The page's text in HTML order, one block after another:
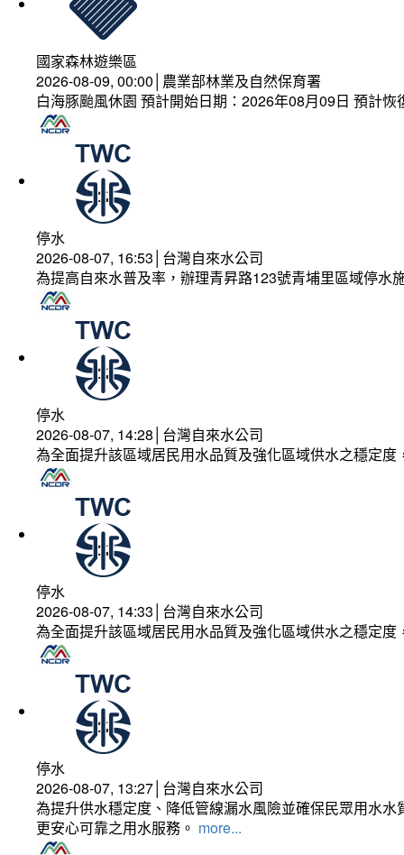
國家森林遊樂區
2026-08-09, 00:00│農業部林業及自然保育署
白海豚颱風休園 預計開始日期：2026年08月09日 預計
停水
2026-08-07, 16:53│台灣自來水公司
為提高自來水普及率，辦理青昇路123號青埔里區域停水
停水
2026-08-07, 14:28│台灣自來水公司
為全面提升該區域居民用水品質及強化區域供水之穩定
停水
2026-08-07, 14:33│台灣自來水公司
為全面提升該區域居民用水品質及強化區域供水之穩定
停水
2026-08-07, 13:27│台灣自來水公司
為提升供水穩定度、降低管線漏水風險並確保民眾用水
更安心可靠之用水服務。 more...